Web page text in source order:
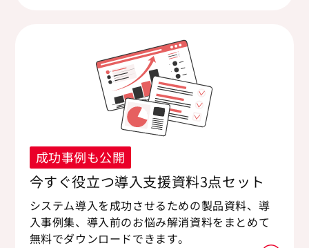
成功事例も公開
今すぐ役立つ導入支援資料3点セット
システム導入を成功させるための製品資料、導
入事例集、導入前のお悩み解消資料をまとめて
無料でダウンロードできます。